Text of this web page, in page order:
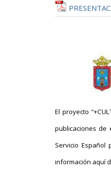
El proyecto
publicaciones de
Servicio Español
información aquí